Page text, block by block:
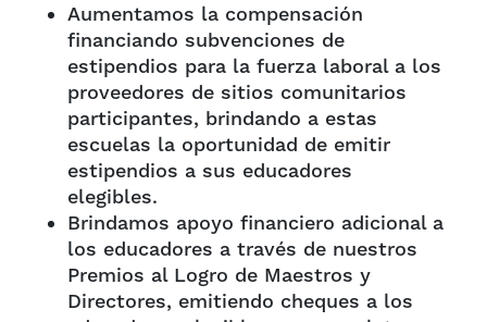
Aumentamos la compensación
financiando subvenciones de
estipendios para la fuerza laboral a los
proveedores de sitios comunitarios
participantes, brindando a estas
escuelas la oportunidad de emitir
estipendios a sus educadores
elegibles.
Brindamos apoyo financiero adicional a
los educadores a través de nuestros
Premios al Logro de Maestros y
Directores, emitiendo cheques a los